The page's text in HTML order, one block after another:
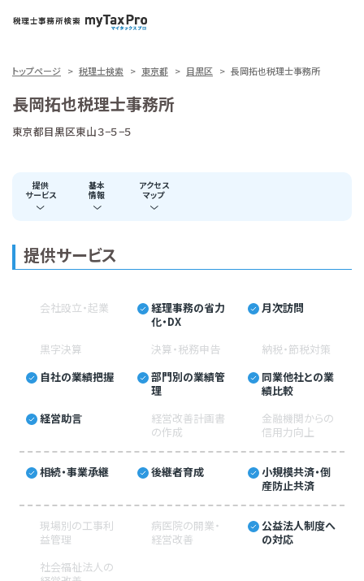
トップページ 税理士検索 東京都 目黒区 長岡拓也税理士事務所
長岡拓也税理士事務所
東京都目黒区東山３−５−５
提供
サービス
基本
情報
アクセス
マップ
提供サービス
会社設立・起業
経理事務の省力
化・DX
月次訪問
黒字決算 決算・税務申告
納税・節税対策
自社の業績把握
部門別の業績管
理
同業他社との業
績比較
経営助言
経営改善計画書
の作成
金融機関からの
信用力向上
相続・事業承継 後継者育成
小規模共済・倒
産防止共済
現場別の工事利
益管理
病医院の開業・
経営改善
公益法人制度へ
の対応
社会福祉法人の